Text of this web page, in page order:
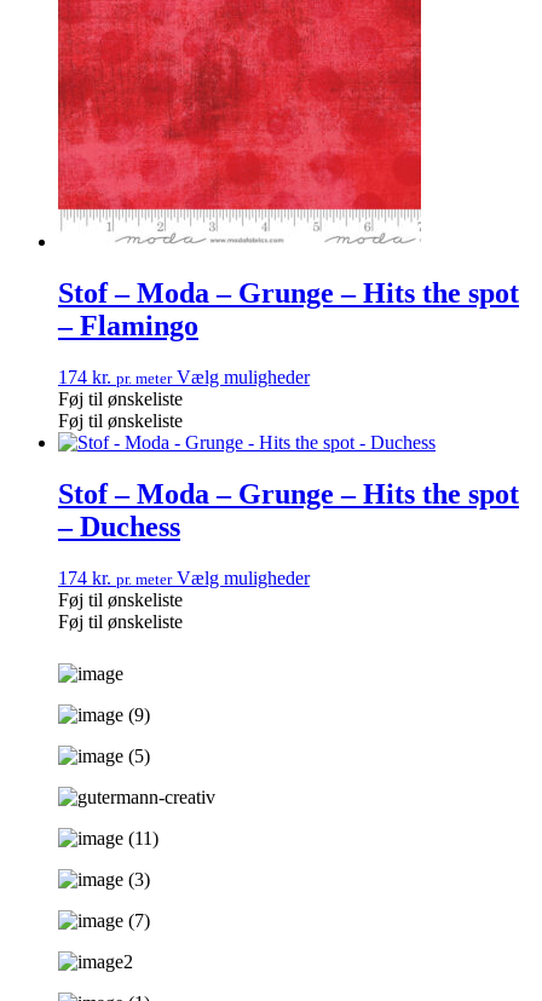
Stof – Moda – Grunge – Hits the spot
– Flamingo
174 kr. pr. meter Vælg muligheder
Føj til ønskeliste
Føj til ønskeliste
Stof – Moda – Grunge – Hits the spot
– Duchess
174 kr. pr. meter Vælg muligheder
Føj til ønskeliste
Føj til ønskeliste